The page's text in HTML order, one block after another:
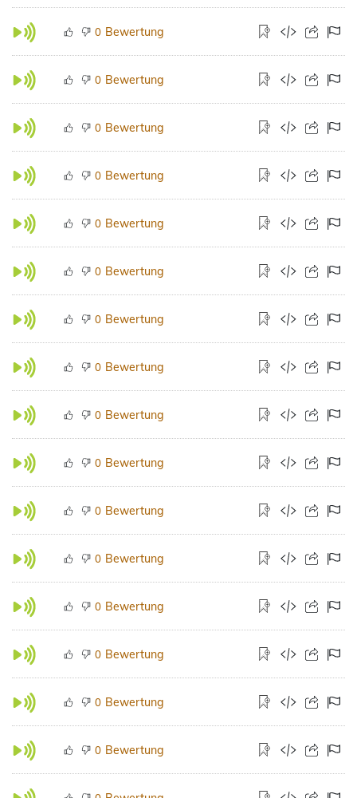
0 Bewertung
0 Bewertung
0 Bewertung
0 Bewertung
0 Bewertung
0 Bewertung
0 Bewertung
0 Bewertung
0 Bewertung
0 Bewertung
0 Bewertung
0 Bewertung
0 Bewertung
0 Bewertung
0 Bewertung
0 Bewertung